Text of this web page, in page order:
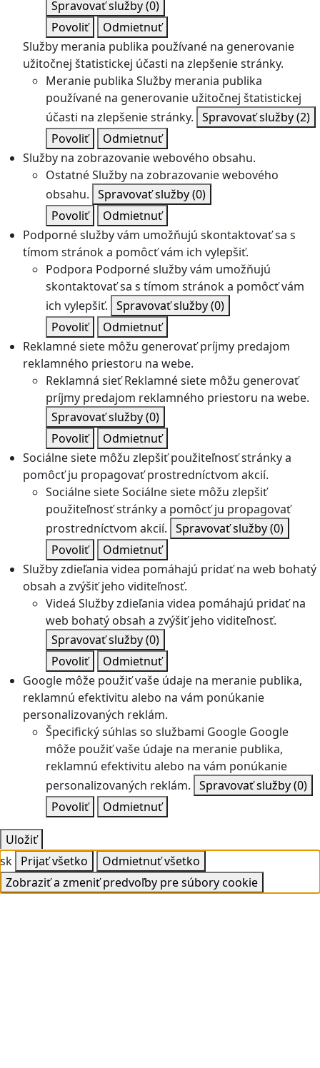
Spravovať služby(0)
Povoliť
Odmietnuť
Služby merania publika používané na generovanie
užitočnej štatistickej účasti na zlepšenie stránky.
Meranie publika Služby merania publika
používané na generovanie užitočnej štatistickej
účasti na zlepšenie stránky. Spravovať služby(2)
Povoliť
Odmietnuť
Služby na zobrazovanie webového obsahu.
OstatnéSlužby na zobrazovanie webového
obsahu. Spravovať služby(0)
Povoliť
Odmietnuť
Podporné služby vám umožňujú skontaktovať sa s
tímom stránok a pomôcť vám ich vylepšiť.
Podpora Podporné služby vám umožňujú
skontaktovať sa s tímom stránok a pomôcť vám
ich vylepšiť. Spravovať služby(0)
Povoliť
Odmietnuť
Reklamné siete môžu generovať príjmy predajom
reklamného priestoru na webe.
Reklamná sieť Reklamné siete môžu generovať
príjmy predajom reklamného priestoru na webe.
Spravovať služby(0)
Povoliť
Odmietnuť
Sociálne siete môžu zlepšiť použiteľnosť stránky a
pomôcť ju propagovať prostredníctvom akcií.
Sociálne sieteSociálne siete môžu zlepšiť
použiteľnosť stránky a pomôcť ju propagovať
prostredníctvom akcií. Spravovať služby(0)
Povoliť
Odmietnuť
Služby zdieľania videa pomáhajú pridať na web bohatý
obsah a zvýšiť jeho viditeľnosť.
Videá Služby zdieľania videa pomáhajú pridať na
web bohatý obsah a zvýšiť jeho viditeľnosť.
Spravovať služby(0)
Povoliť
Odmietnuť
Google môže použiť vaše údaje na meranie publika,
reklamnú efektivitu alebo na vám ponúkanie
personalizovaných reklám.
Špecifický súhlas so službami Google Google
môže použiť vaše údaje na meranie publika,
reklamnú efektivitu alebo na vám ponúkanie
personalizovaných reklám. Spravovať služby(0)
Povoliť
Odmietnuť
Uložiť
sk Prijať všetko
Odmietnuť všetko
Zobraziť a zmeniť predvoľby pre súbory cookie